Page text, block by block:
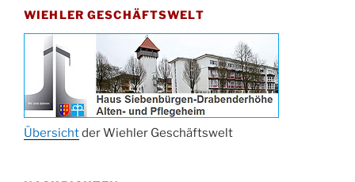
Kinderbibeltag im Ev. Gemeindehaus von 10-
12 Uhr
09.10.
Afterwork-Andacht um 18:00 Uhr in der
Kirche
10.10.
Sandmännchen-Gottesdienst in der Kirche
WIEHLER GESCHÄFTSWELT
Übersichtder Wiehler Geschäftswelt